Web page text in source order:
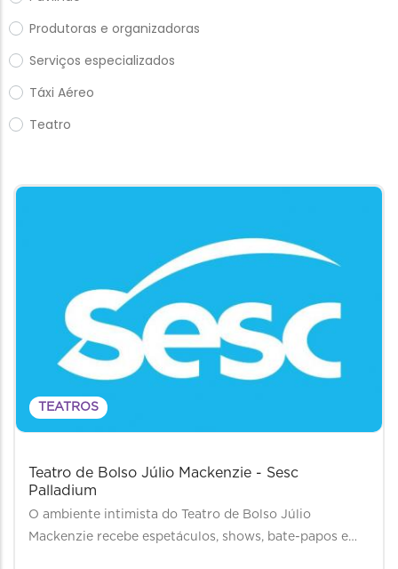
Produtoras e organizadoras
Serviços especializados
Táxi Aéreo
Teatro
TEATROS
Teatro de Bolso Júlio Mackenzie - Sesc
Palladium
O ambiente intimista do Teatro de Bolso Júlio
Mackenzie recebe espetáculos, shows, bate-papos e…